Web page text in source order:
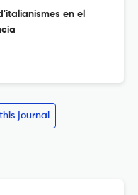
en el
journal